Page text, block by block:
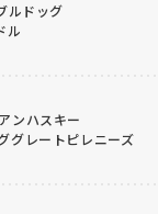
ルドッグ
ル
ンハスキー
グレートピレニーズ